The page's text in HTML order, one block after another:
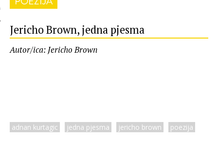
Jericho Brown, jedna pjesma
Autor/ica: Jericho Brown
adnan kurtagic jedna pjesma jericho brown poezija